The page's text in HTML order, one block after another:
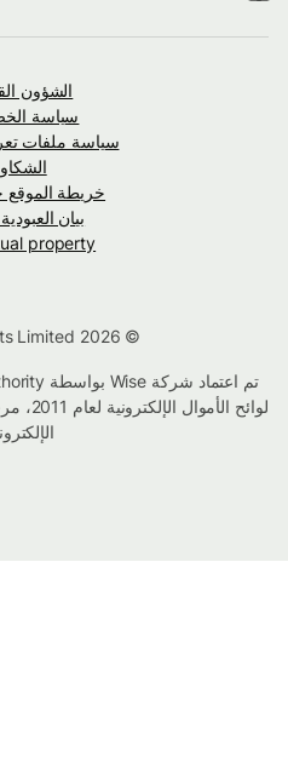
الشؤون
سياسة
سياسة ملفات
الشكاوى
خريطة الموقع
بيان العبودية
property
لوائح الأموال الإلكترونية لعام 2011، مرجع الشركة